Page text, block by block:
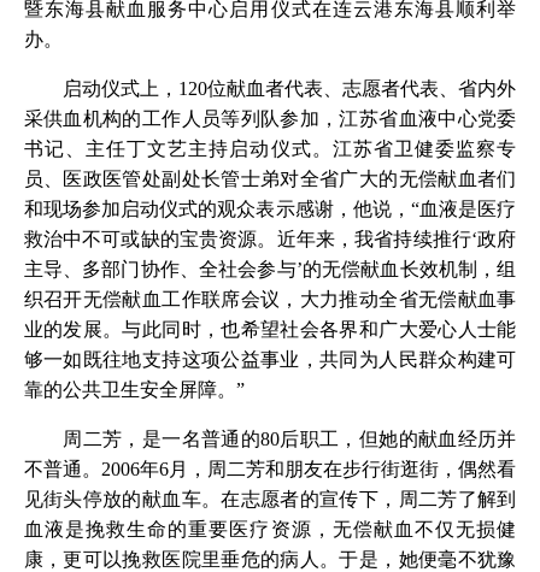
暨东海县献血服务中心启用仪式在连云港东海县顺利举
办。
启动仪式上，120位献血者代表、志愿者代表、省内外
采供血机构的工作人员等列队参加，江苏省血液中心党委
书记、主任丁文艺主持启动仪式。江苏省卫健委监察专
员、医政医管处副处长管士弟对全省广大的无偿献血者们
和现场参加启动仪式的观众表示感谢，他说，“血液是医疗
救治中不可或缺的宝贵资源。近年来，我省持续推行‘政府
主导、多部门协作、全社会参与’的无偿献血长效机制，组
织召开无偿献血工作联席会议，大力推动全省无偿献血事
业的发展。与此同时，也希望社会各界和广大爱心人士能
够一如既往地支持这项公益事业，共同为人民群众构建可
靠的公共卫生安全屏障。”
周二芳，是一名普通的80后职工，但她的献血经历并
不普通。2006年6月，周二芳和朋友在步行街逛街，偶然看
见街头停放的献血车。在志愿者的宣传下，周二芳了解到
血液是挽救生命的重要医疗资源，无偿献血不仅无损健
康，更可以挽救医院里垂危的病人。于是，她便毫不犹豫